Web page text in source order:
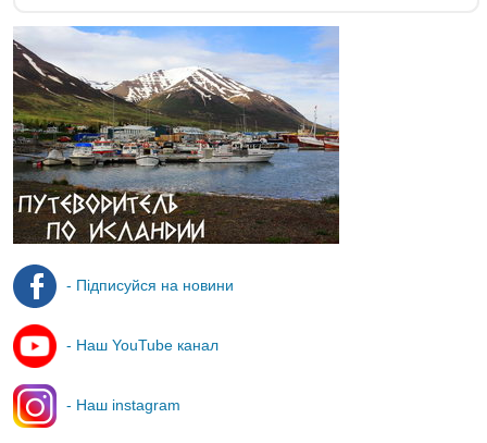
- Підписуйся на новини
- Наш YouTube канал
- Наш instagram